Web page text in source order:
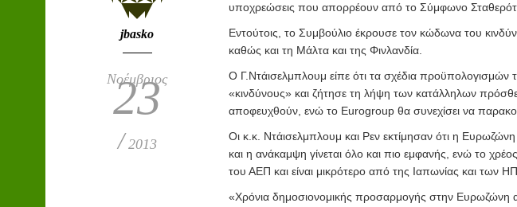
jbasko
Νοέμβριος
23
/ 2013
υποχρεώσεις που απορρέουν από το Σύμφωνο
Εντούτοις, το Συμβούλιο έκρουσε τον κώδωνα του
καθώς και τη Μάλτα και της Φινλανδία.
Ο Γ.Ντάισελμπλουμ είπε ότι τα σχέδια
«κινδύνους» και ζήτησε τη λήψη των κατάλληλων
αποφευχθούν, ενώ το Eurogroup θα συνεχίσει να
Οι κ.κ. Ντάισελμπλουμ και Ρεν εκτίμησαν ότι η Ευρωζώνη
και η ανάκαμψη γίνεται όλο και πιο εμφανής, ενώ το
του ΑΕΠ και είναι μικρότερο από της Ιαπωνίας και των
«Χρόνια δημοσιονομικής προσαρμογής στην Ευρωζώνη